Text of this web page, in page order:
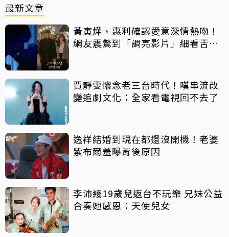
最新文章
黃寅燁、惠利確認愛意深情熱吻！
網友震驚到「調亮影片」細看舌吻
賈靜雯懷念老三台時代！嘆串流改
變追劇文化：全家看電視回不去了
逸祥結婚到現在都還沒開機！老婆
紫布爾羞曝背後原因
李沛綾19歲兒返台不玩樂 兄妹公益
合奏她感恩：天使兒女